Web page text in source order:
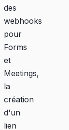
des
webhooks
pour
Forms
et
Meetings,
la
création
d'un
lien